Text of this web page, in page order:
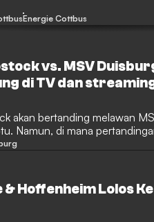
Energie Cottbus
vs. MSV
di TV dan
akan bertanding melawan
Namun, di mana
kepada Anda.
& Hoffenheim Lolos